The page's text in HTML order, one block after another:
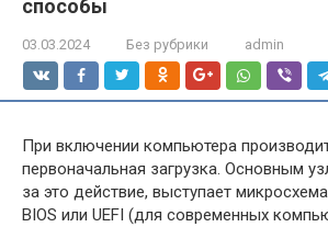
способы
03.03.2024 Без рубрики admin
При включении компьютера
первоначальная загрузка. Основным
за это действие, выступает
BIOS или UEFI (для современных